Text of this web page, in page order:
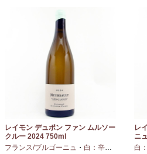
レイモン デュポン ファン ムルソー
クルー 2024 750ml
フランス/ブルゴーニュ ・ 白：辛口 シャル
レ
ニ
ル
白